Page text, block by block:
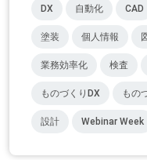
DX 自動化 CAD
塗装 個人情報
業務効率化 検査
ものづくりDX もの
設計 Webinar Week